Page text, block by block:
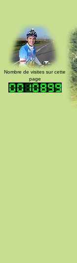
Nombre de visites sur cette
page